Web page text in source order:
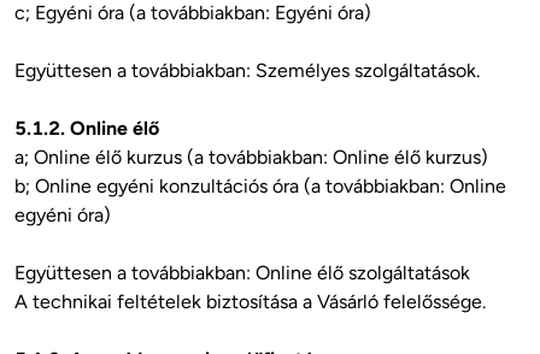
c; Egyéni óra (a továbbiakban: Egyéni óra)
Együttesen a továbbiakban: Személyes szolgáltatások.
5.1.2. Online élő
a; Online élő kurzus (a továbbiakban: Online élő kurzus)
b; Online egyéni konzultációs óra (a továbbiakban: Online
egyéni óra)
Együttesen a továbbiakban: Online élő szolgáltatások
A technikai feltételek biztosítása a Vásárló felelőssége.